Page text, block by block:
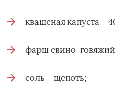
квашеная капуста –
фарш свино-
соль – щепоть;